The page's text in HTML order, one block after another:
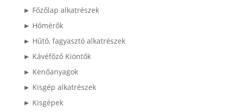
► Főzőlap alkatrészek
► Hőmérők
► Hűtő, fagyasztó alkatrészek
► Kávéfőző Kiöntők
► Kenőanyagok
► Kisgép alkatrészek
► Kisgépek